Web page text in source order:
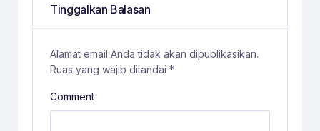
Tinggalkan Balasan
Alamat email Anda tidak akan dipublikasikan.
Ruas yang wajib ditandai *
Comment